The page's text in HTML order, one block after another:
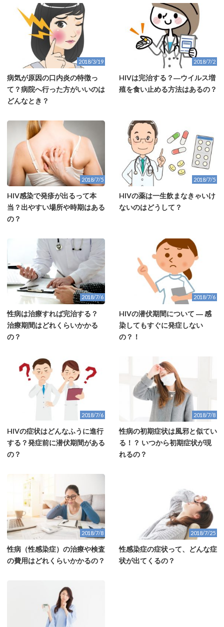
2018/3/19
病気が原因の口内炎の特徴っ
て？病院へ行った方がいいのは
どんなとき？
2018/7/2
HIVは完治する？―ウイルス増
殖を食い止める方法はあるの？
2018/7/5
HIV感染で発疹が出るって本
当？出やすい場所や時期はある
の？
2018/7/5
HIVの薬は一生飲まなきゃいけ
ないのはどうして？
2018/7/6
性病は治療すれば完治する？
治療期間はどれくらいかかる
の？
2018/7/6
HIVの潜伏期間について ― 感
染してもすぐに発症しない
の？！
2018/7/6
HIVの症状はどんなふうに進行
する？発症前に潜伏期間がある
の？
2018/7/8
性病の初期症状は風邪と似てい
る！？ いつから初期症状が現
れるの？
2018/7/8
性病（性感染症）の治療や検査
の費用はどれくらいかかるの？
2018/7/25
性感染症の症状って、どんな症
状が出てくるの？